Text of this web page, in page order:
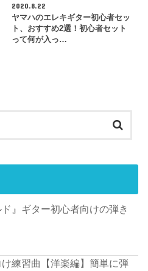
2020.8.22
ヤマハのエレキギター初心者セッ
ト、おすすめ2選！初心者セット
って何が入っ…
ド』ギター初心者向けの弾き
練習曲【洋楽編】簡単に弾